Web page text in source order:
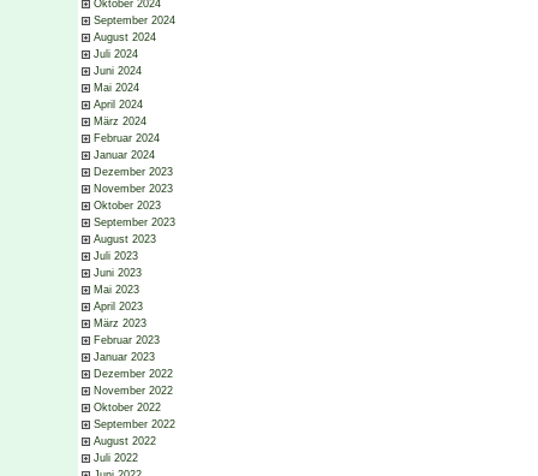
Oktober 2024
September 2024
August 2024
Juli 2024
Juni 2024
Mai 2024
April 2024
März 2024
Februar 2024
Januar 2024
Dezember 2023
November 2023
Oktober 2023
September 2023
August 2023
Juli 2023
Juni 2023
Mai 2023
April 2023
März 2023
Februar 2023
Januar 2023
Dezember 2022
November 2022
Oktober 2022
September 2022
August 2022
Juli 2022